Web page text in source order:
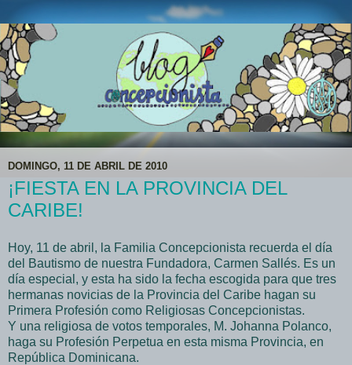
DOMINGO, 11 DE ABRIL DE 2010
¡FIESTA EN LA PROVINCIA DEL
CARIBE!
Hoy, 11 de abril, la Familia Concepcionista recuerda el día
del Bautismo de nuestra Fundadora, Carmen Sallés. Es un
día especial, y esta ha sido la fecha escogida para que tres
hermanas novicias de la Provincia del Caribe hagan su
Primera Profesión como Religiosas Concepcionistas.
Y una religiosa de votos temporales, M. Johanna Polanco,
haga su Profesión Perpetua en esta misma Provincia, en
República Dominicana.